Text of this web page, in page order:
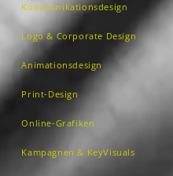
Kommunikationsdesign
Logo & Corporate Design
Animationsdesign
Print-Design
Online-Grafiken
Kampagnen & KeyVisuals